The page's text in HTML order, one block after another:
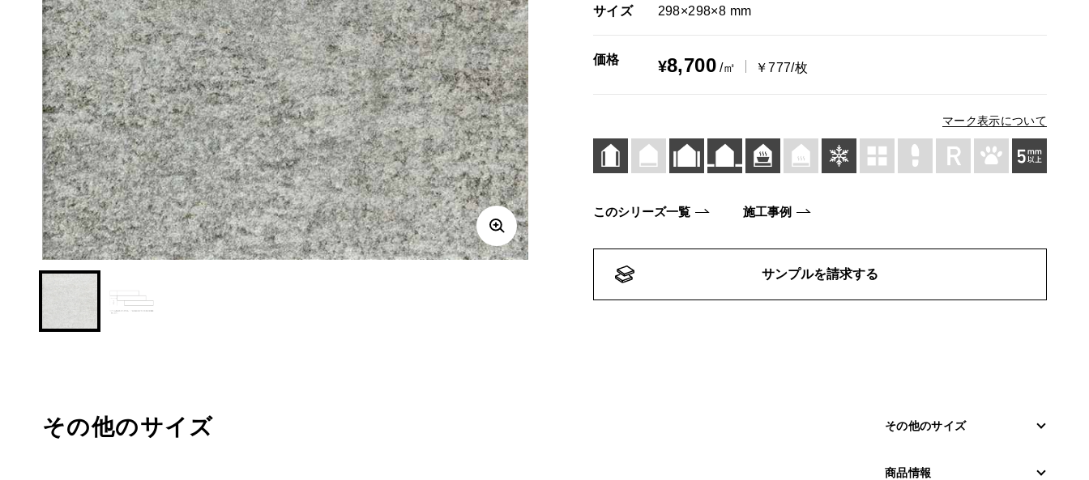
サイズ 298×298×8 mm
価格 ¥8,700 /㎡ ￥777/枚
マーク表示について
このシリーズ一覧 施工事例
サンプルを請求する
その他のサイズ
商品情報
その他のサイズ